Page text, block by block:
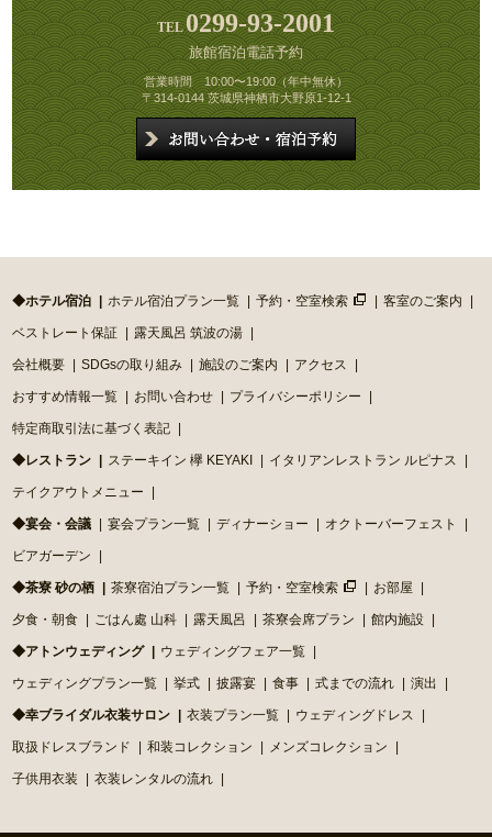
0299-93-2001
旅館宿泊電話予約
営業時間 10:00〜19:00（年中無休）
〒314-0144 茨城県神栖市大野原1-12-1
◆ホテル宿泊 ホテル宿泊プラン一覧 予約・空室検索 客室のご案内
ベストレート保証 露天風呂 筑波の湯
会社概要 SDGsの取り組み 施設のご案内 アクセス
おすすめ情報一覧 お問い合わせ プライバシーポリシー
特定商取引法に基づく表記
◆レストラン ステーキイン 欅 KEYAKI イタリアンレストラン ルピナス
テイクアウトメニュー
◆宴会・会議 宴会プラン一覧 ディナーショー オクトーバーフェスト
ビアガーデン
◆茶寮 砂の栖 茶寮宿泊プラン一覧 予約・空室検索 お部屋
夕食・朝食 ごはん處 山科 露天風呂 茶寮会席プラン 館内施設
◆アトンウェディング ウェディングフェア一覧
ウェディングプラン一覧 挙式 披露宴 食事 式までの流れ 演出
◆幸ブライダル衣装サロン 衣装プラン一覧 ウェディングドレス
取扱ドレスブランド 和装コレクション メンズコレクション
子供用衣装 衣装レンタルの流れ